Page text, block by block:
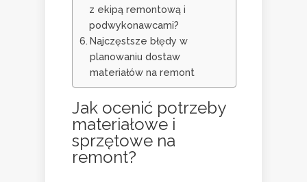
z ekipą remontową i
podwykonawcami?
Najczęstsze błędy w
planowaniu dostaw
materiałów na remont
Jak ocenić potrzeby
materiałowe i
sprzętowe na
remont?